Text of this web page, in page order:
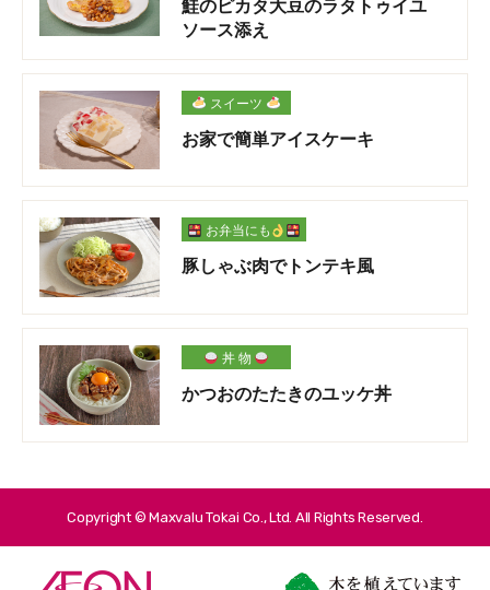
鮭のピカタ大豆のラタトゥイユ
ソース添え
スイーツ
お家で簡単アイスケーキ
お弁当にも
豚しゃぶ肉でトンテキ風
丼 物
かつおのたたきのユッケ丼
Copyright © Maxvalu Tokai Co., Ltd. All Rights Reserved.